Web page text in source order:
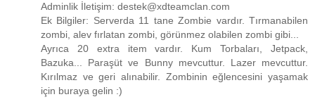
Adminlik İletişim: destek@xdteamclan.com
Ek Bilgiler: Serverda 11 tane Zombie vardır. Tırmanabilen
zombi, alev fırlatan zombi, görünmez olabilen zombi gibi...
Ayrıca 20 extra item vardır. Kum Torbaları, Jetpack,
Bazuka... Paraşüt ve Bunny mevcuttur. Lazer mevcuttur.
Kırılmaz ve geri alınabilir. Zombinin eğlencesini yaşamak
için buraya gelin :)